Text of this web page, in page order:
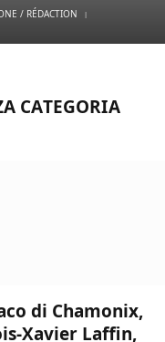
/ RÉDACTION
CATEGORIA
di Chamonix,
Xavier Laffin,